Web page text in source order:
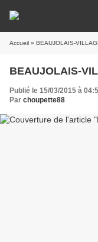
Accueil » BEAUJOLAIS-
BEAUJOLAIS-
Publié le 15/03/2015 à
Par choupette88